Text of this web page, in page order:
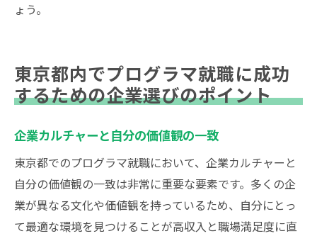
ょう。
東京都内でプログラマ就職に成功
するための企業選びのポイント
企業カルチャーと自分の価値観の一致
東京都でのプログラマ就職において、企業カルチャーと
自分の価値観の一致は非常に重要な要素です。多くの企
業が異なる文化や価値観を持っているため、自分にとっ
て最適な環境を見つけることが高収入と職場満足度に直